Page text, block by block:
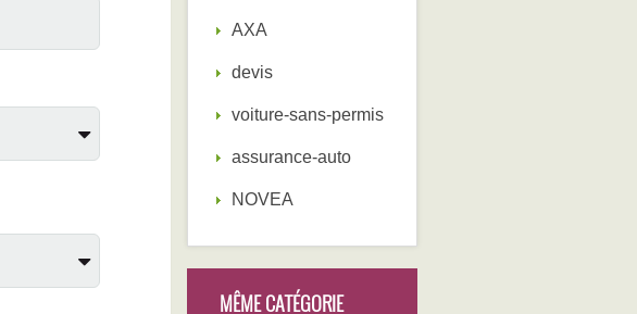
AXA
devis
voiture-sans-permis
assurance-auto
NOVEA
MÊME CATÉGORIE